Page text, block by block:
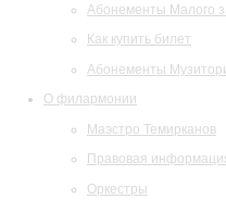
Абонементы Малого
Как купить билет
Абонементы
О филармонии
Маэстро Темирканов
Правовая
Оркестры